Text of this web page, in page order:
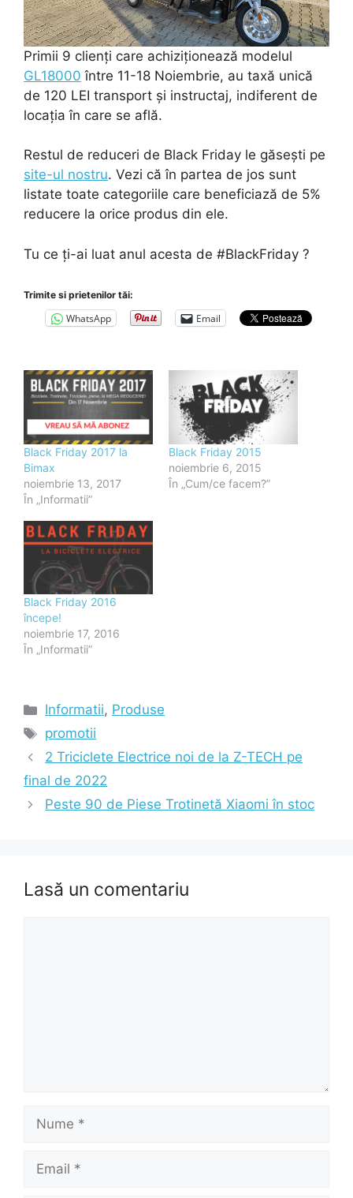
Primii 9 clienți care achiziționează modelul
GL18000 între 11-18 Noiembrie, au taxă unică
de 120 LEI transport și instructaj, indiferent de
locația în care se află.
Restul de reduceri de Black Friday le găsești pe
site-ul nostru. Vezi că în partea de jos sunt
listate toate categoriile care beneficiază de 5%
reducere la orice produs din ele.
Tu ce ți-ai luat anul acesta de #BlackFriday ?
Trimite si prietenilor tăi:
WhatsApp Email
Black Friday 2017 la
Bimax
noiembrie 13, 2017
În „Informatii”
Black Friday 2015
noiembrie 6, 2015
În „Cum/ce facem?”
Black Friday 2016
începe!
noiembrie 17, 2016
În „Informatii”
Categorii
Informatii, Produse
Etichete
promotii
2 Triciclete Electrice noi de la Z-TECH pe
final de 2022
Peste 90 de Piese Trotinetă Xiaomi în stoc
Lasă un comentariu
Nume
Email